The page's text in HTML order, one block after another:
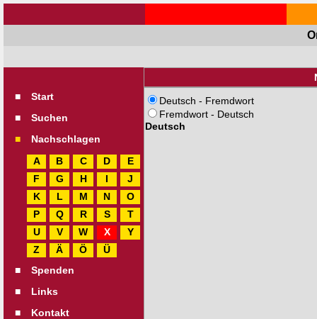
■
Start
Deutsch - Fremdwort
Fremdwort - Deutsch
Deutsch
■
Suchen
■
Nachschlagen
A
B C D
E
F
G H I
J
K
L M N
O
P
Q R S
T
U
V W X
Y
Z
Ä Ö
Ü
■
Spenden
■
Links
■
Kontakt